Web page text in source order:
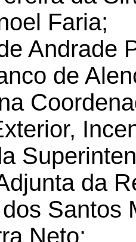
Faria;
Andrade
de
da
Santos
Neto;